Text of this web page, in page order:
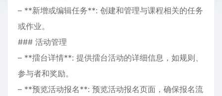
– **新增或编辑任务**: 创建和管理与课程相关的任务
或作业。
### 活动管理
– **擂台详情**: 提供擂台活动的详细信息，如规则、
参与者和奖励。
– **预览活动报名**: 预览活动报名页面，确保报名流